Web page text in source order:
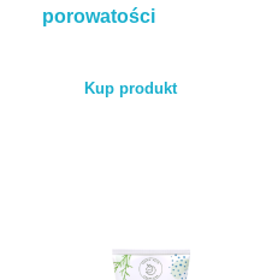
porowatości
Kup produkt